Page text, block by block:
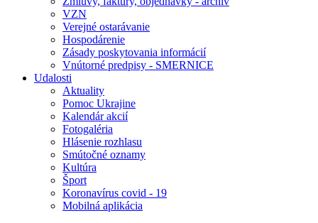
VZN
Verejné ostarávanie
Hospodárenie
Zásady poskytovania informácií
Vnútorné predpisy - SMERNICE
Udalosti
Aktuality
Pomoc Ukrajine
Kalendár akcií
Fotogaléria
Hlásenie rozhlasu
Smútočné oznamy
Kultúra
Šport
Koronavírus covid - 19
Mobilná aplikácia